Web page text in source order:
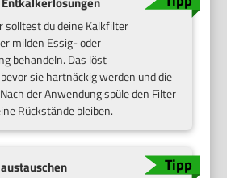
solltest du deine Kalkfilter
milden Essig- oder
behandeln. Das löst
sie hartnäckig werden und die
der Anwendung spüle den Filter
Rückstände bleiben.